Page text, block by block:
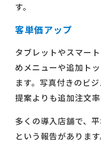
す。
客単価アップ
タブレットやスマー
めメニューや追加ト
ます。写真付きのビ
提案よりも追加注文
多くの導入店舗で、
という報告がありま